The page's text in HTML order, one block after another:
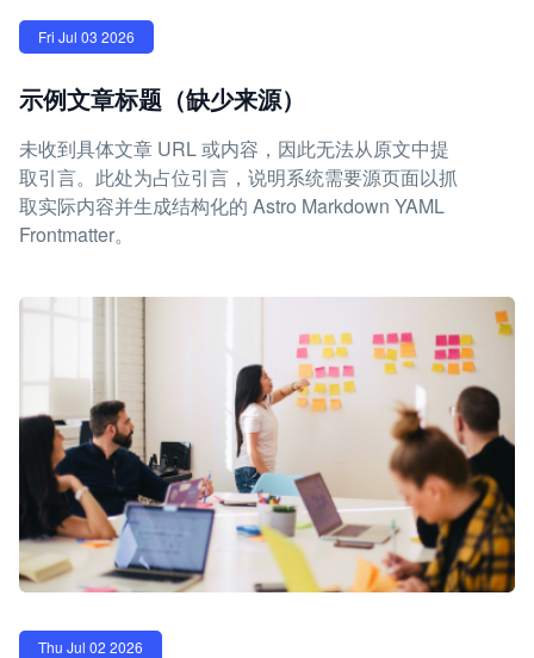
Fri Jul 03 2026
示例文章标题（缺少来源）
未收到具体文章 URL 或内容，因此无法从原文中提
取引言。此处为占位引言，说明系统需要源页面以抓
取实际内容并生成结构化的 Astro Markdown YAML
Frontmatter。
Thu Jul 02 2026